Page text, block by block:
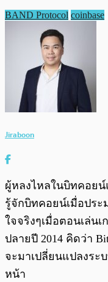
BAND Protocol coinbase
Jiraboon
ผู้หลงไหลในบิทคอยน์
รู้จักบิทคอยน์เมื่อประ
ใจจริงๆเมื่อตอนเล่น
ปลายปี 2014 คิดว่า
จะมาเปลี่ยนแปลงระ
หน้า